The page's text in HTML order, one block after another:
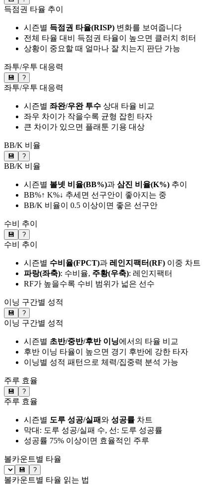
득점권 타율 추이
시즌별 득점권 타율(RISP) 변화를 보여줍니다
전체 타율 대비 득점권 타율이 높으면 클러치 히터
상황이 중요할 때 얼마나 잘 치는지 판단 가능
좌투/우투 대응력
💾 ?
좌투/우투 대응력
시즌별 좌완/우완 투수 상대 타율 비교
좌우 차이가 작을수록 균형 잡힌 타자
큰 차이가 있으면 플래툰 기용 대상
BB/K 비율
💾 ?
BB/K 비율
시즌별 볼넷 비율(BB%)과 삼진 비율(K%) 추이
BB%↑ K%↓ 추세면 선구안이 좋아지는 중
BB/K 비율이 0.5 이상이면 좋은 선구안
수비 추이
💾 ?
수비 추이
시즌별 수비율(FPCT)과 레인지팩터(RF) 이중 차트
파랑(좌축): 수비율, 주황(우축): 레인지팩터
RF가 높을수록 수비 범위가 넓은 선수
이닝 구간별 성적
💾 ?
이닝 구간별 성적
시즌별 초반/중반/후반 이닝에서의 타율 비교
후반 이닝 타율이 높으면 경기 후반에 강한 타자
이닝별 성적 패턴으로 체력/집중력 분석 가능
주루 효율
💾 ?
주루 효율
시즌별 도루 성공/실패와 성공률 차트
막대: 도루 성공/실패 수, 선: 도루 성공률
성공률 75% 이상이면 효율적인 주루
볼카운트별 타율
💾 ?
볼카운트별 타율 읽는 법